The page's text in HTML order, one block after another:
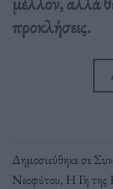
προκλήσεις.
Δημοσιεύθηκε σε
Νεοφύτου, Η Γη της